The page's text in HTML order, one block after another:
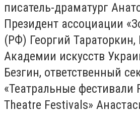
писатель-драматург
Президент ассоциации
(РФ) Георгий
Академии искусств
Безгин, ответственный
«Театральные фестивали
Theatre Festivals»